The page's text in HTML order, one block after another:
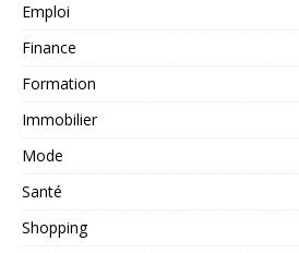
Emploi
Finance
Formation
Immobilier
Mode
Santé
Shopping